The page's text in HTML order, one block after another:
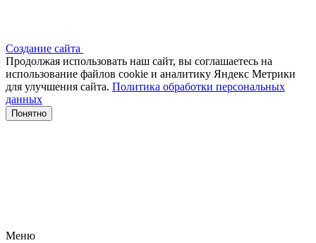
Создание сайта
Продолжая использовать наш сайт, вы соглашаетесь на
использование файлов сооkіе и аналитику Яндекс Метрики
для улучшения сайта. Политика обработки персональных
данных
Понятно
Меню